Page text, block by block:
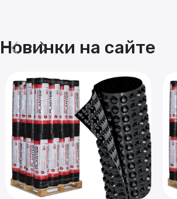
Новинки на сайте